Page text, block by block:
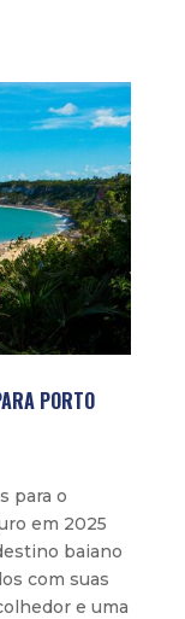
PORTO
para o
em 2025
baiano
com suas
e uma